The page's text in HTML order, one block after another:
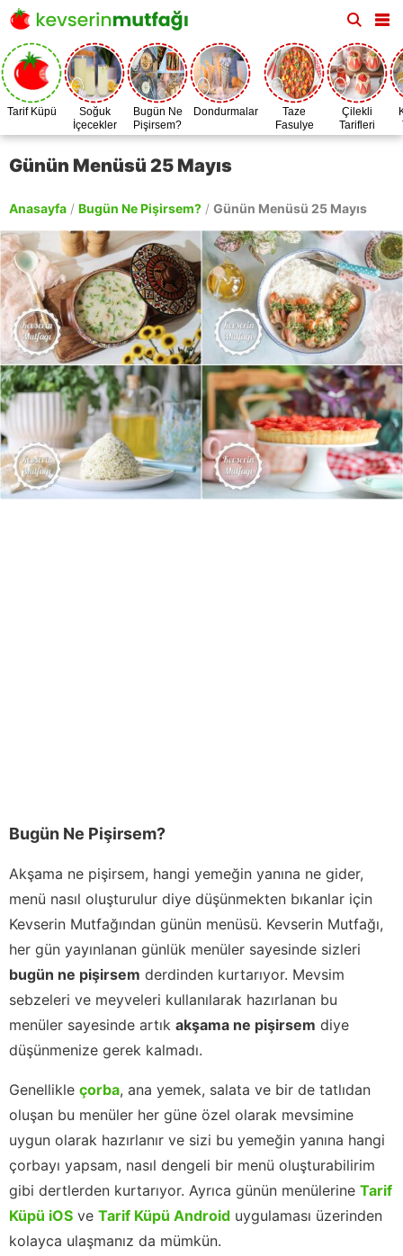
Tarif Küpü
Soğuk
İçecekler
Bugün Ne
Pişirsem?
Dondurmalar
Taze
Fasulye
Zamanı
Çilekli
Tarifleri
Günün Menüsü 25 Mayıs
Anasayfa / Bugün Ne Pişirsem? / Günün Menüsü 25 Mayıs
Bugün Ne Pişirsem?
Akşama ne pişirsem, hangi yemeğin yanına ne gider,
menü nasıl oluşturulur diye düşünmekten bıkanlar için
Kevserin Mutfağından günün menüsü. Kevserin Mutfağı,
her gün yayınlanan günlük menüler sayesinde sizleri
bugün ne pişirsem derdinden kurtarıyor. Mevsim
sebzeleri ve meyveleri kullanılarak hazırlanan bu
menüler sayesinde artık akşama ne pişirsem diye
düşünmenize gerek kalmadı.
Genellikle çorba, ana yemek, salata ve bir de tatlıdan
oluşan bu menüler her güne özel olarak mevsimine
uygun olarak hazırlanır ve sizi bu yemeğin yanına hangi
çorbayı yapsam, nasıl dengeli bir menü oluşturabilirim
gibi dertlerden kurtarıyor. Ayrıca günün menülerine Tarif
Küpü iOS ve Tarif Küpü Android uygulaması üzerinden
kolayca ulaşmanız da mümkün.